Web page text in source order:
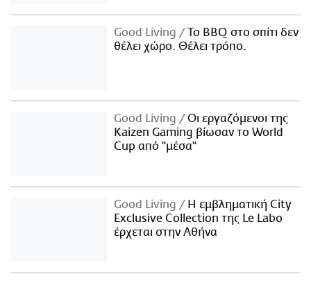
Good Living
Το BBQ στο σπίτι δεν
θέλει χώρο. Θέλει τρόπο.
Good Living
Οι εργαζόμενοι της
Kaizen Gaming βίωσαν το World
Cup από "μέσα"
Good Living
Η εμβληματική City
Exclusive Collection της Le Labo
έρχεται στην Αθήνα